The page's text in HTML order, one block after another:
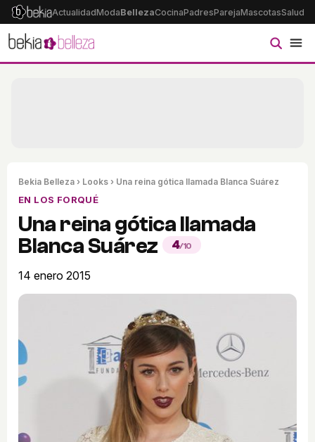
ActualidadModaBellezaCocinaPadresParejaMascotasSalud
Bekia Belleza › Looks › Una reina gótica llamada Blanca Suárez
EN LOS FORQUÉ
Una reina gótica llamada
Blanca Suárez
4/10
14 enero 2015